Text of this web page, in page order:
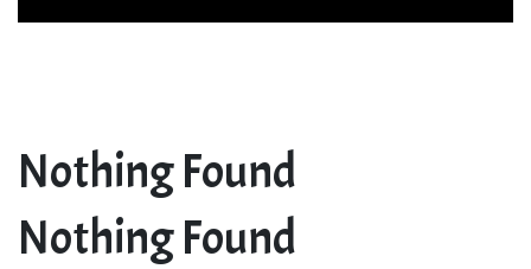
Nothing Found
Nothing Found